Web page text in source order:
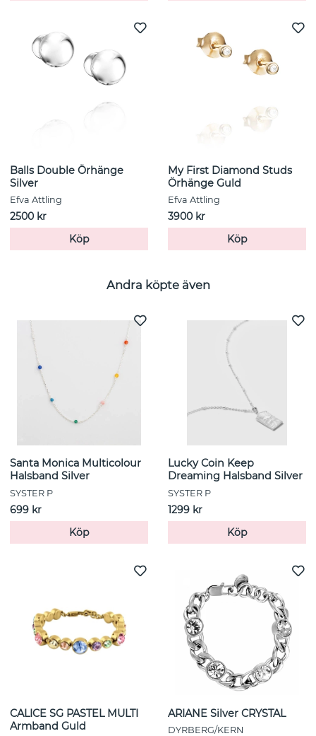
Balls Double Örhänge
Silver
Efva Attling
2500 kr
Köp
My First Diamond Studs
Örhänge Guld
Efva Attling
3900 kr
Köp
Andra köpte även
Santa Monica Multicolour
Halsband Silver
SYSTER P
699 kr
Köp
Lucky Coin Keep
Dreaming Halsband Silver
SYSTER P
1299 kr
Köp
CALICE SG PASTEL MULTI
Armband Guld
ARIANE Silver CRYSTAL
DYRBERG/KERN